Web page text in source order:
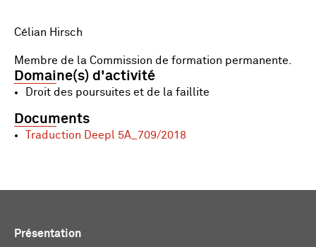
Célian Hirsch
Membre de la Commission de formation permanente.
Domaine(s) d'activité
Droit des poursuites et de la faillite
Documents
Traduction Deepl 5A_709/2018
Présentation